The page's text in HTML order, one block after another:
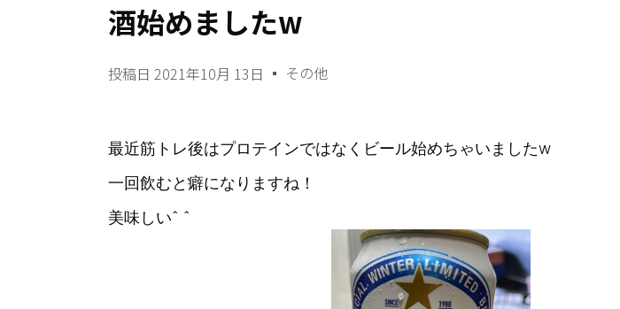
酒始めましたw
投稿日 2021年10月 13日 その他
最近筋トレ後はプロテインではなくビール始めちゃいましたw
一回飲むと癖になりますね！
美味しい^ ^